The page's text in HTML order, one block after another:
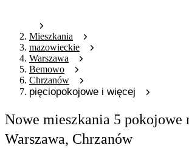
Mieszkania
mazowieckie
Warszawa
Bemowo
Chrzanów
pięciopokojowe i więcej
Nowe mieszkania 5 pokojowe
Warszawa, Chrzanów